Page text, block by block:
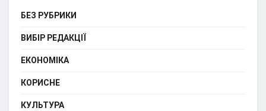
БЕЗ РУБРИКИ
ВИБІР РЕДАКЦІЇ
ЕКОНОМІКА
КОРИСНЕ
КУЛЬТУРА